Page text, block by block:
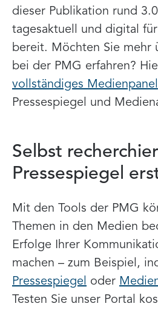
dieser Publikation rund
tagesaktuell und digital
bereit. Möchten Sie mehr
bei der PMG erfahren?
vollständiges Medienpanel
Pressespiegel und
Selbst
Pressespiegel
Mit den Tools der PMG
Themen in den Medien
Erfolge Ihrer
machen – zum Beispiel,
Pressespiegel oder
Testen Sie unser Portal